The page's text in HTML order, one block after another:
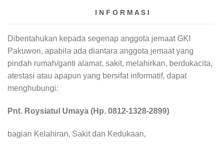
I N F O R M A S I
Diberitahukan kepada segenap anggota jemaat GKI
Pakuwon, apabila ada diantara anggota jemaat yang
pindah rumah/ganti alamat, sakit, melahirkan, berdukacita,
atestasi atau apapun yang bersifat informatif, dapat
menghubungi:
Pnt. Roysiatul Umaya (Hp. 0812-1328-2899)
bagian Kelahiran, Sakit dan Kedukaan,